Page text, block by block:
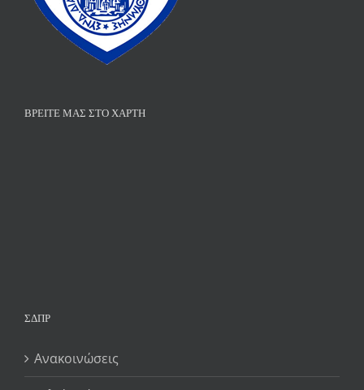
ΒΡΕΊΤΕ ΜΑΣ ΣΤΟ ΧΆΡΤΗ
ΣΔΠΡ
Ανακοινώσεις